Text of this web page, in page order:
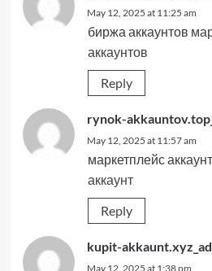
May 12, 2025 at 11:25 am
биржа аккаунтов
аккаунтов
Reply
rynok-
May 12, 2025 at 11:57 am
маркетплейс
аккаунт
Reply
kupit-
May 12, 2025 at 1:38 pm